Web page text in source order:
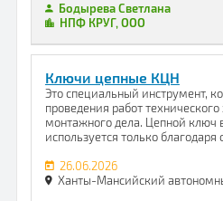
Бодырева Светлана
НПФ КРУГ, ООО
Ключи цепные КЦН
Это специальный инструмент,
проведения работ
монтажного дела. Цепной ключ
используется только благодаря
26.06.2026
Ханты-Мансийский